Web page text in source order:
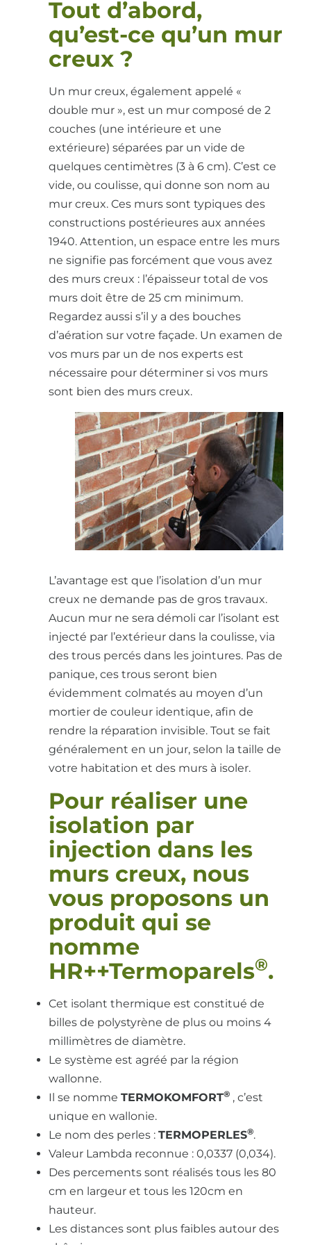
Tout d’abord,
qu’est-ce qu’un mur
creux ?
Un mur creux, également appelé «
double mur », est un mur composé de 2
couches (une intérieure et une
extérieure) séparées par un vide de
quelques centimètres (3 à 6 cm). C’est ce
vide, ou coulisse, qui donne son nom au
mur creux. Ces murs sont typiques des
constructions postérieures aux années
1940. Attention, un espace entre les murs
ne signifie pas forcément que vous avez
des murs creux : l’épaisseur total de vos
murs doit être de 25 cm minimum.
Regardez aussi s’il y a des bouches
d’aération sur votre façade. Un examen de
vos murs par un de nos experts est
nécessaire pour déterminer si vos murs
sont bien des murs creux.
L’avantage est que l’isolation d’un mur
creux ne demande pas de gros travaux.
Aucun mur ne sera démoli car l’isolant est
injecté par l’extérieur dans la coulisse, via
des trous percés dans les jointures. Pas de
panique, ces trous seront bien
évidemment colmatés au moyen d’un
mortier de couleur identique, afin de
rendre la réparation invisible. Tout se fait
généralement en un jour, selon la taille de
votre habitation et des murs à isoler.
Pour réaliser une
isolation par
injection dans les
murs creux, nous
vous proposons un
produit qui se
nomme
HR++Termoparels®.
Cet isolant thermique est constitué de
billes de polystyrène de plus ou moins 4
millimètres de diamètre.
Le système est agréé par la région
wallonne.
Il se nomme TERMOKOMFORT® , c’est
unique en wallonie.
Le nom des perles : TERMOPERLES®.
Valeur Lambda reconnue : 0,0337 (0,034).
Des percements sont réalisés tous les 80
cm en largeur et tous les 120cm en
hauteur.
Les distances sont plus faibles autour des